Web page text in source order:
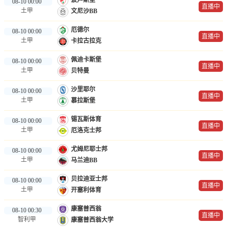
土甲
文尼沙BB
直播中
08-10 00:00
土甲
厄德尔
卡拉古拉克
直播中
08-10 00:00
土甲
佩迪卡斯堡
贝特曼
直播中
08-10 00:00
土甲
沙里耶尔
慕拉斯堡
直播中
08-10 00:00
土甲
锡瓦斯体育
厄洛克士邦
直播中
08-10 00:00
土甲
尤姆尼耶士邦
马兰迪BB
直播中
08-10 00:00
土甲
贝拉迪亚士邦
开塞利体育
直播中
08-10 00:30
智利甲
康塞普西翁
康塞普西翁大学
直播中